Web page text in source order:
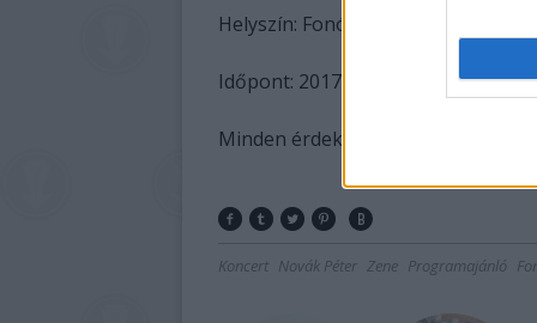
Helyszín: Fonó Budai Zeneház
Időpont: 2017.05.01. 18:00
Minden érdeklődőt szeretettel
Koncert Novák Péter Zene Programajánló